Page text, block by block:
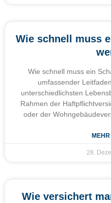
Wie schnell muss
Wie schnell muss ein
umfassender
unterschiedlichsten
Rahmen der
oder der
28.
Wie versichert